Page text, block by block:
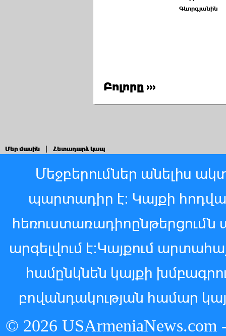
Գևորգյանին
Բոլորը ›››
Մեր մասին Հետադարձ կապ
Մեջբերումներ անելիս
պարտադիր է: Կայքի
հեռուստառադիոընթերցումն
արգելվում է:Կայքում
համընկնեն կայքի
բովանդակության համար
© 2026